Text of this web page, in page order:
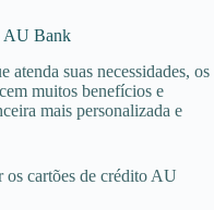
AU Bank
atenda suas necessidades, os
muitos benefícios e
mais personalizada e
os cartões de crédito AU